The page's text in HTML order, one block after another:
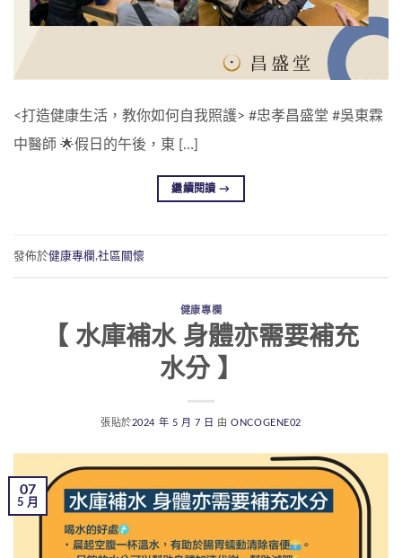
<打造健康生活，教你如何自我照護> #忠孝昌盛堂 #吳東霖
中醫師 🌟假日的午後，東 […]
繼續閱讀→
發佈於健康專欄 ,社區關懷
健康專欄
【 水庫補水 身體亦需要補充
水分 】
張貼於2024 年 5 月 7 日 由ONCOGENE02
07
5 月